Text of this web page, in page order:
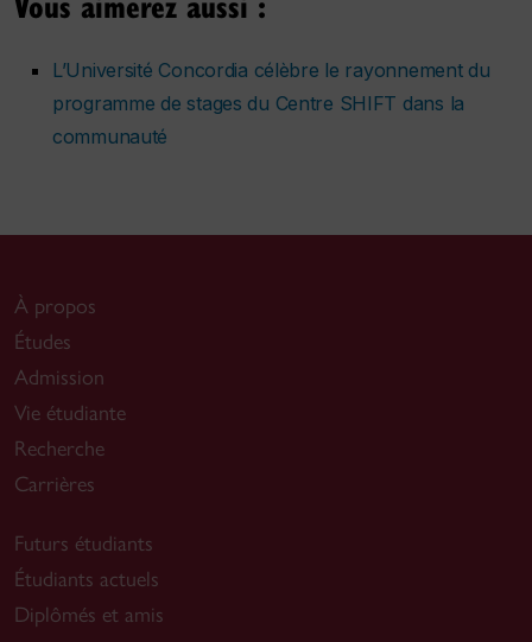
L’Université Concordia célèbre le rayonnement du
programme de stages du Centre SHIFT dans la
communauté
À propos
Études
Admission
Vie étudiante
Recherche
Carrières
Futurs étudiants
Étudiants actuels
Diplômés et amis